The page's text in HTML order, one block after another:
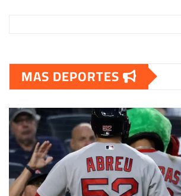
MAS DEPORTES